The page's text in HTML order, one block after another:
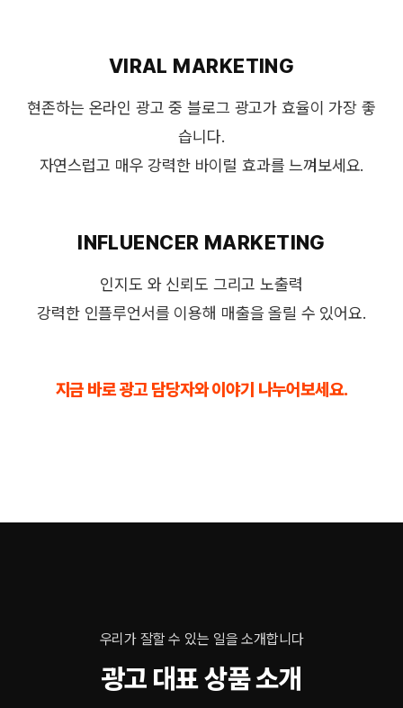
VIRAL MARKETING
현존하는 온라인 광고 중 블로그 광고가 효율이 가장 좋
습니다.
자연스럽고 매우 강력한 바이럴 효과를 느껴보세요.
INFLUENCER MARKETING
인지도 와 신뢰도 그리고 노출력
강력한 인플루언서를 이용해 매출을 올릴 수 있어요.
지금 바로 광고 담당자와 이야기 나누어보세요.
우리가 잘할 수 있는 일을 소개합니다
광고 대표 상품 소개